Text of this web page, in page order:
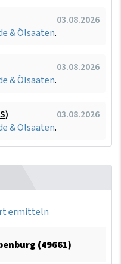
03.08.2026
& Ölsaaten.
03.08.2026
& Ölsaaten.
03.08.2026
& Ölsaaten.
ermitteln
(49661)